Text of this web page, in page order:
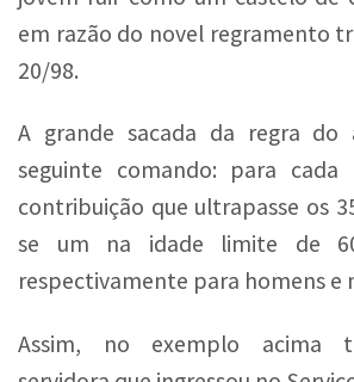
em razão do novel regramento
20/98.
A grande sacada da regra
seguinte comando: para
contribuição que ultrapasse os
se um na idade limite de
respectivamente para homens e
Assim, no exemplo acima